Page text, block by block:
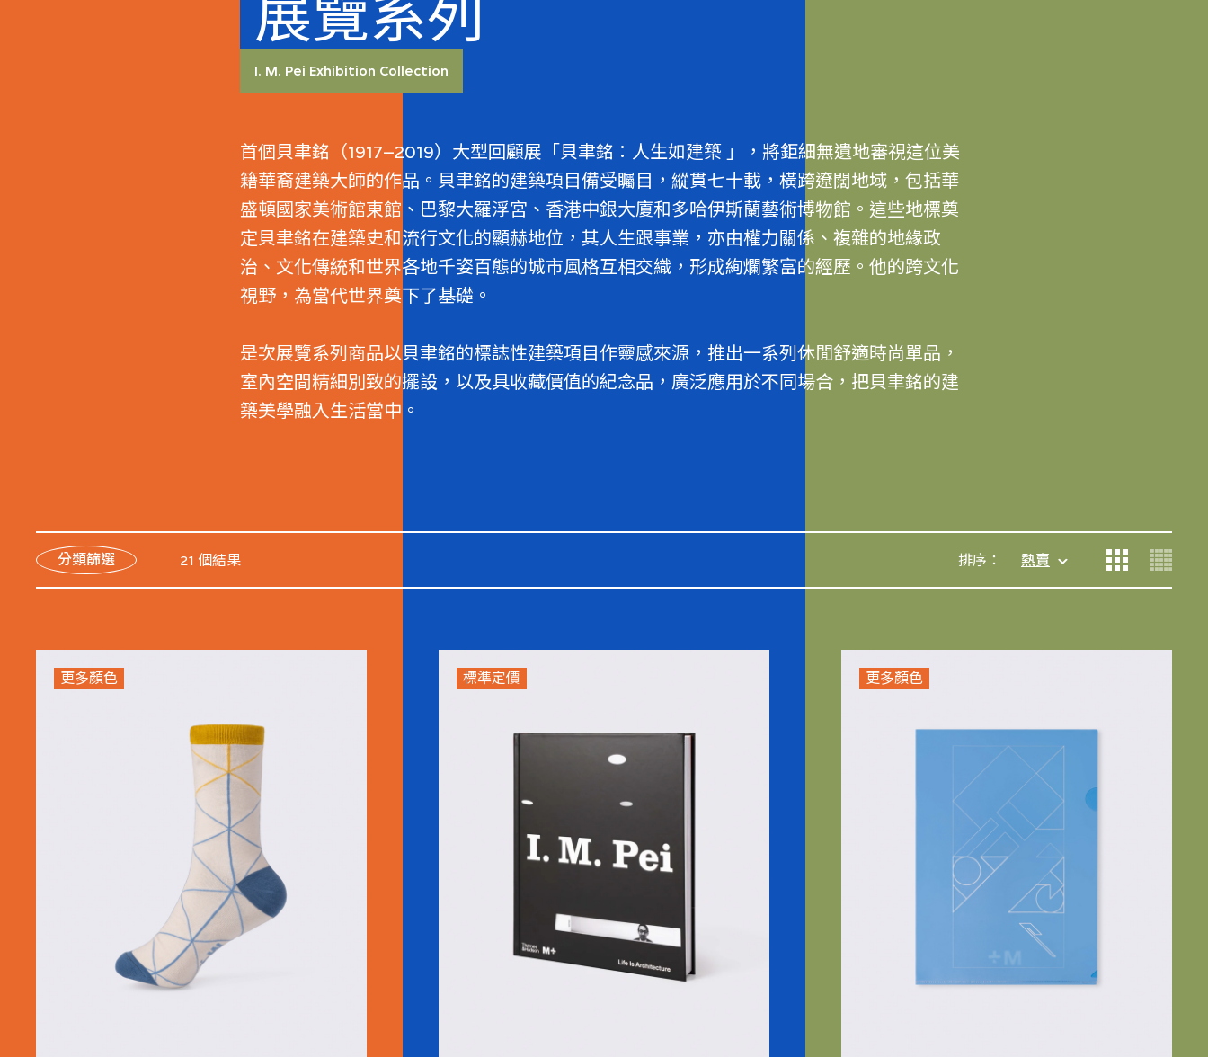
展覽系列
I. M. Pei Exhibition Collection
首個貝聿銘（1917–2019）大型回顧展「貝聿銘：人生如建築 」，將鉅細無遺地審視這位美
籍華裔建築大師的作品。貝聿銘的建築項目備受矚目，縱貫七十載，橫跨遼闊地域，包括華
盛頓國家美術館東館、巴黎大羅浮宮、香港中銀大廈和多哈伊斯蘭藝術博物館。這些地標奠
定貝聿銘在建築史和流行文化的顯赫地位，其人生跟事業，亦由權力關係、複雜的地緣政
治、文化傳統和世界各地千姿百態的城市風格互相交織，形成絢爛繁富的經歷。他的跨文化
視野，為當代世界奠下了基礎。
是次展覽系列商品以貝聿銘的標誌性建築項目作靈感來源，推出一系列休閒舒適時尚單品，
室內空間精細別致的擺設，以及具收藏價值的紀念品，廣泛應用於不同場合，把貝聿銘的建
築美學融入生活當中。
分類篩選 21 個結果 排序： 熱賣
更多顏色 標準定價 更多顏色